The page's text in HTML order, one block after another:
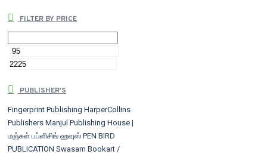
FILTER BY PRICE
PUBLISHER'S
Fingerprint Publishing HarperCollins
Publishers Manjul Publishing House |
மஞ்சுள் பப்ளிசிங் ஹவுஸ் PEN BIRD
PUBLICATION Swasam Bookart /